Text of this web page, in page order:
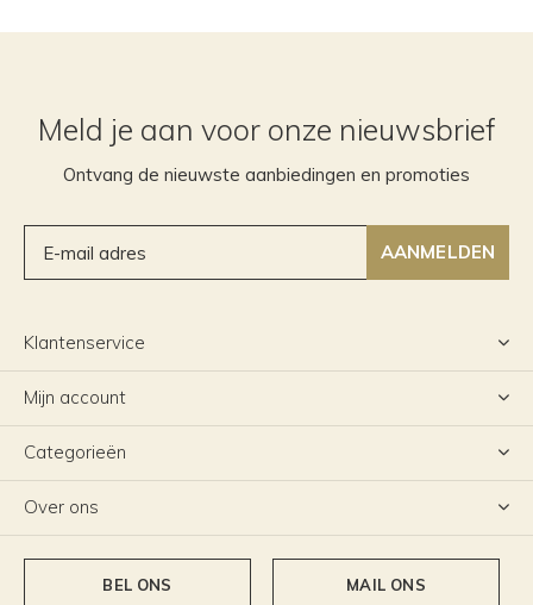
Meld je aan voor onze nieuwsbrief
Ontvang de nieuwste aanbiedingen en promoties
AANMELDEN
Klantenservice
Mijn account
Categorieën
Over ons
BEL ONS MAIL ONS